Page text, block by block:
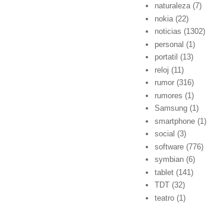
naturaleza (7)
nokia (22)
noticias (1302)
personal (1)
portatil (13)
reloj (11)
rumor (316)
rumores (1)
Samsung (1)
smartphone (1)
social (3)
software (776)
symbian (6)
tablet (141)
TDT (32)
teatro (1)